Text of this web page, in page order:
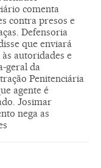
comenta
contra presos e
Defensoria
que enviará
autoridades e
geral da
Penitenciária
agente é
Josimar
nega as